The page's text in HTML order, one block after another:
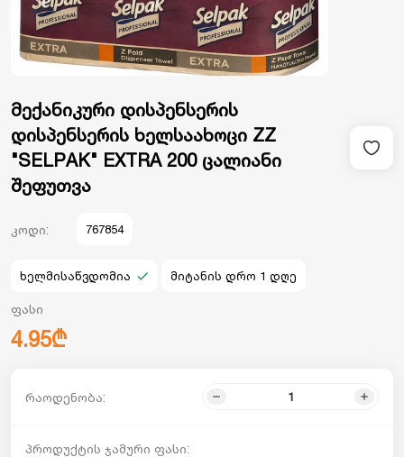
მექანიკური დისპენსერის
დისპენსერის ხელსაახოცი ZZ
"SELPAK" EXTRA 200 ცალიანი
შეფუთვა
კოდი: 767854
ხელმისაწვდომია მიტანის დრო 1 დღე
ფასი
4.95₾
რაოდენობა:
პროდუქტის ჯამური ფასი: